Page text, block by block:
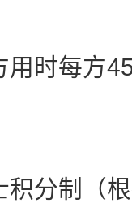
时每方45
分制（根